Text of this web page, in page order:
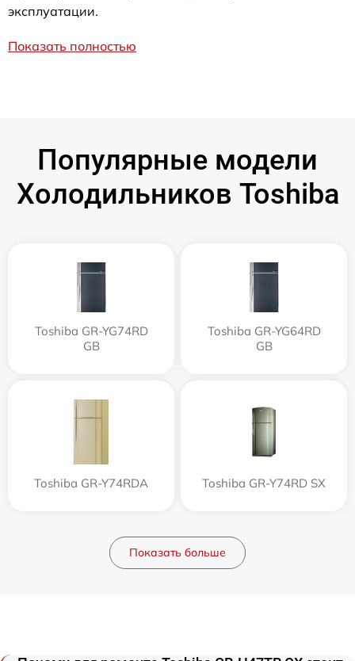
эксплуатации.
Показать полностью
Популярные модели
Холодильников Toshiba
Toshiba GR-YG74RD
GB
Toshiba GR-YG64RD
GB
Toshiba GR-Y74RDA Toshiba GR-Y74RD SX
Показать больше